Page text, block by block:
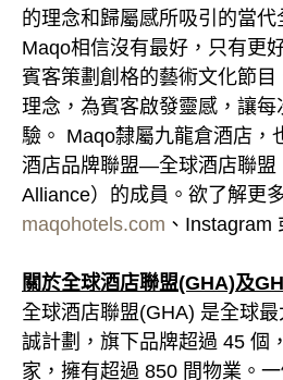
的理念和歸屬感所吸引的當代
Maqo相信沒有最好，只有更
賓客策劃創格的藝術文化節
理念，為賓客啟發靈感，讓
驗。 Maqo隸屬九龍倉酒店，
酒店品牌聯盟—全球酒店聯盟
Alliance）的成員。欲了解更
maqohotels.com 、Instagram
關於全球酒店聯盟(GHA)及
全球酒店聯盟(GHA) 是全球
誠計劃，旗下品牌超過 45 個
家，擁有超過 850 間物業。